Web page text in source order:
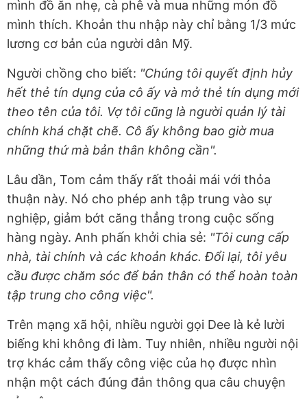
mình đồ ăn nhẹ, cà phê và mua những món đồ
mình thích. Khoản thu nhập này chỉ bằng 1/3 mức
lương cơ bản của người dân Mỹ.
Người chồng cho biết: "Chúng tôi quyết định hủy
hết thẻ tín dụng của cô ấy và mở thẻ tín dụng mới
theo tên của tôi. Vợ tôi cũng là người quản lý tài
chính khá chặt chẽ. Cô ấy không bao giờ mua
những thứ mà bản thân không cần".
Lâu dần, Tom cảm thấy rất thoải mái với thỏa
thuận này. Nó cho phép anh tập trung vào sự
nghiệp, giảm bớt căng thẳng trong cuộc sống
hàng ngày. Anh phấn khởi chia sẻ: "Tôi cung cấp
nhà, tài chính và các khoản khác. Đổi lại, tôi yêu
cầu được chăm sóc để bản thân có thể hoàn toàn
tập trung cho công việc".
Trên mạng xã hội, nhiều người gọi Dee là kẻ lười
biếng khi không đi làm. Tuy nhiên, nhiều người nội
trợ khác cảm thấy công việc của họ được nhìn
nhận một cách đúng đắn thông qua câu chuyện